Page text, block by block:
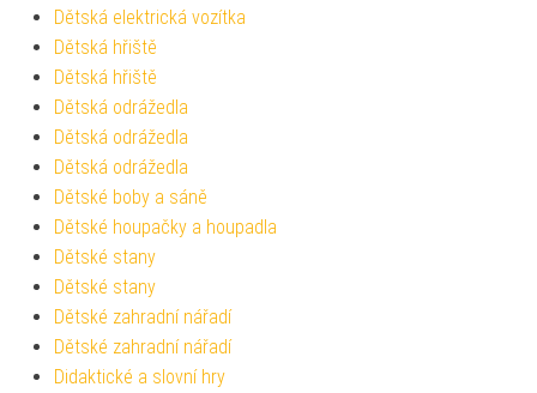
Dětská elektrická vozítka
Dětská hřiště
Dětská hřiště
Dětská odrážedla
Dětská odrážedla
Dětská odrážedla
Dětské boby a sáně
Dětské houpačky a houpadla
Dětské stany
Dětské stany
Dětské zahradní nářadí
Dětské zahradní nářadí
Didaktické a slovní hry